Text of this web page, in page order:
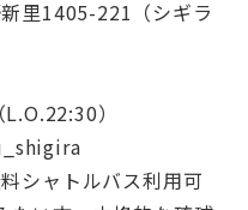
里1405-221（シギラ
）
シャトルバス利用可